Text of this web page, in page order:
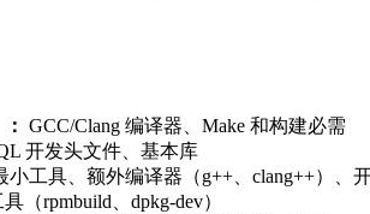
GCC/Clang 编译器、Make 和构建必需
开发头文件、基本库
小工具、额外编译器（g++、clang++）、
（rpmbuild、dpkg-dev）